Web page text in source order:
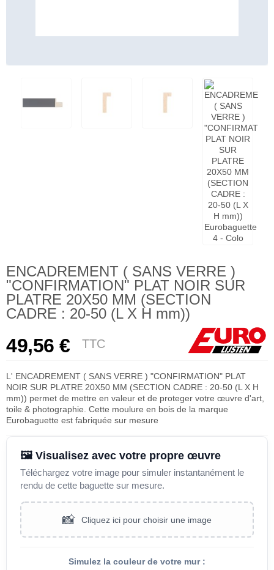
ENCADREMENT ( SANS VERRE )
"CONFIRMATION" PLAT NOIR SUR
PLATRE 20X50 MM (SECTION
CADRE : 20-50 (L X H mm))
49,56 € TTC
L' ENCADREMENT ( SANS VERRE ) "CONFIRMATION" PLAT
NOIR SUR PLATRE 20X50 MM (SECTION CADRE : 20-50 (L X H
mm)) permet de mettre en valeur et de proteger votre œuvre d'art,
toile & photographie. Cette moulure en bois de la marque
Eurobaguette est fabriquée sur mesure
🖼️ Visualisez avec votre propre œuvre
Téléchargez votre image pour simuler instantanément le
rendu de cette baguette sur mesure.
📸 Cliquez ici pour choisir une image
Simulez la couleur de votre mur :